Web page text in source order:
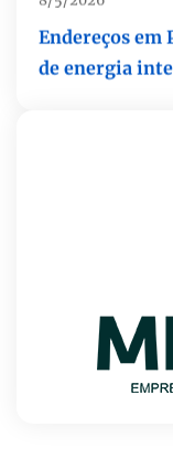
de energia
(6)
8/5/2026
alimentação